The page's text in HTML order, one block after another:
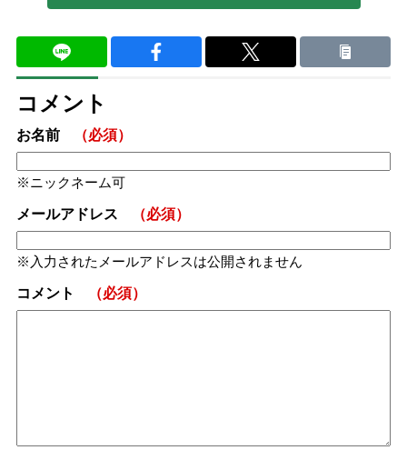
コメント
お名前 （必須）
ニックネーム可
メールアドレス （必須）
入力されたメールアドレスは公開されません
コメント （必須）